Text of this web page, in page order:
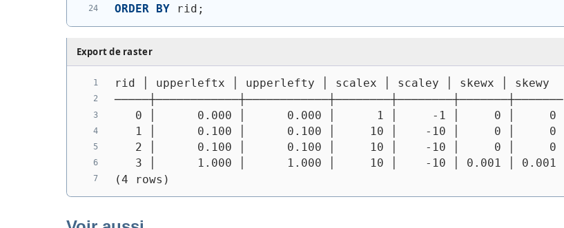
ORDER BY rid;
Export de raster
rid │ upperleftx │ upperlefty │ scalex │ scaley │ skewx │ skewy
─────┼────────────┼────────────┼────────┼────────┼───────┼───────
   0 │      0.000 │      0.000 │      1 │     -1 │     0 │     0
   1 │      0.100 │      0.100 │     10 │    -10 │     0 │     0
   2 │      0.100 │      0.100 │     10 │    -10 │     0 │     0
   3 │      1.000 │      1.000 │     10 │    -10 │ 0.001 │ 0.001
(4 rows)